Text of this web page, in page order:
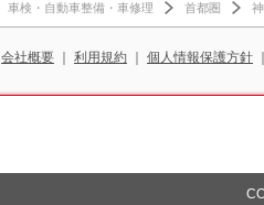
車検・自動車整備・車修理 首都圏
会社概要 利用規約 個人情報保護方針